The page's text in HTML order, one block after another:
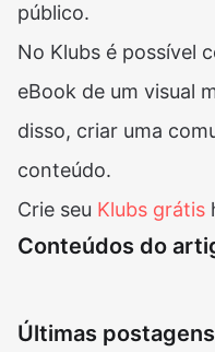
público.
No Klubs é possível
eBook de um visual
disso, criar uma
conteúdo.
Crie seu Klubs grátis
Conteúdos do
Últimas postagens